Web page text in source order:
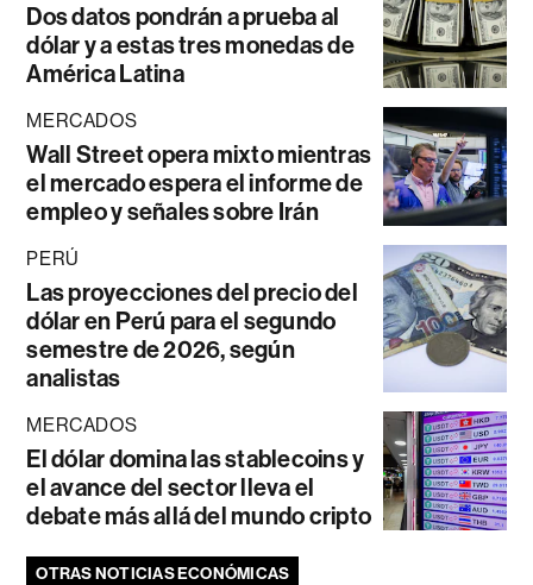
Dos datos pondrán a prueba al
dólar y a estas tres monedas de
América Latina
MERCADOS
Wall Street opera mixto mientras
el mercado espera el informe de
empleo y señales sobre Irán
PERÚ
Las proyecciones del precio del
dólar en Perú para el segundo
semestre de 2026, según
analistas
MERCADOS
El dólar domina las stablecoins y
el avance del sector lleva el
debate más allá del mundo cripto
OTRAS NOTICIAS ECONÓMICAS